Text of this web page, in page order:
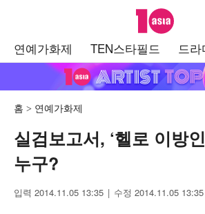
텐아시아
연예가화제 TEN스타필드 드라
홈 연예가화제
실검보고서, ‘헬로 이방
누구?
입력 2014.11.05 13:35 수정 2014.11.05 13:35